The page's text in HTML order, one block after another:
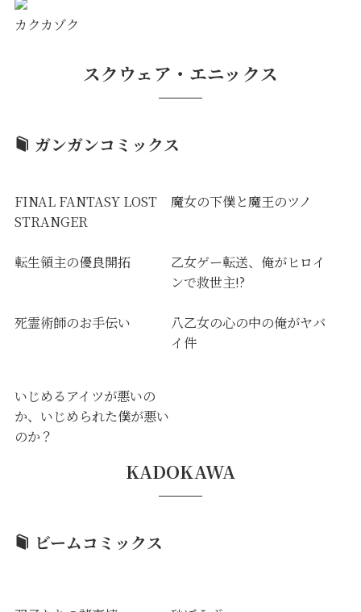
カクカゾク
スクウェア・エニックス
ガンガンコミックス
FINAL FANTASY LOST
STRANGER
魔女の下僕と魔王のツノ
転生領主の優良開拓
乙女ゲー転送、俺がヒロイ
ンで救世主!?
死霊術師のお手伝い
八乙女の心の中の俺がヤバ
イ件
いじめるアイツが悪いの
か、いじめられた僕が悪い
のか？
KADOKAWA
ビームコミックス